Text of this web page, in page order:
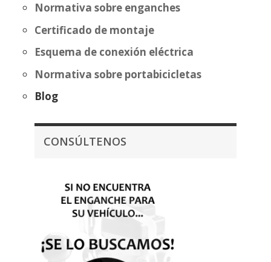
Normativa sobre enganches
Certificado de montaje
Esquema de conexión eléctrica
Normativa sobre portabicicletas
Blog
CONSÚLTENOS